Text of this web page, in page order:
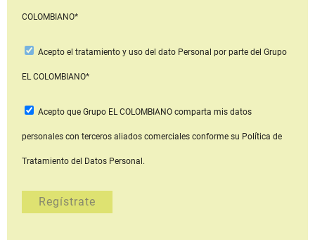
COLOMBIANO*
Acepto el tratamiento y uso del dato Personal por parte del Grupo
EL COLOMBIANO*
Acepto que Grupo EL COLOMBIANOcomparta mis datos
personales con terceros aliados comerciales conforme su Política de
Tratamiento del Datos Personal.